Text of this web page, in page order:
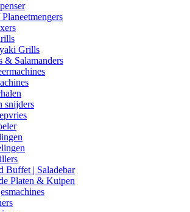
Grills
& Salamanders
snijders
Buffet | Saladebar
Platen & Kuipen